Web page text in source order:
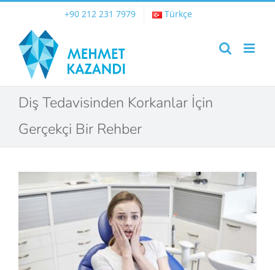
content
+90 212 231 7979 Türkçe
Diş Tedavisinden Korkanlar İçin
Gerçekçi Bir Rehber